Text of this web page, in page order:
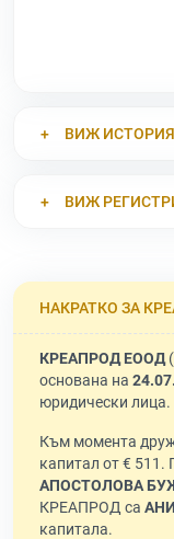
ВИЖ
ВИЖ
НАКРАТКО ЗА
КРЕАПРОД ЕООД
основана на
юридически лица.
Към момента
капитал от € 511.
АПОСТОЛОВА
КРЕАПРОД са
капитала.